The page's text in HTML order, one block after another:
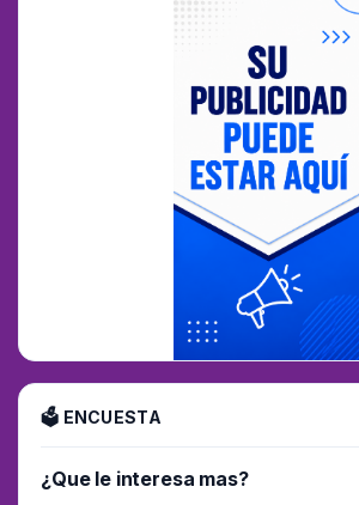
🗳 ENCUESTA
¿Que le interesa mas?